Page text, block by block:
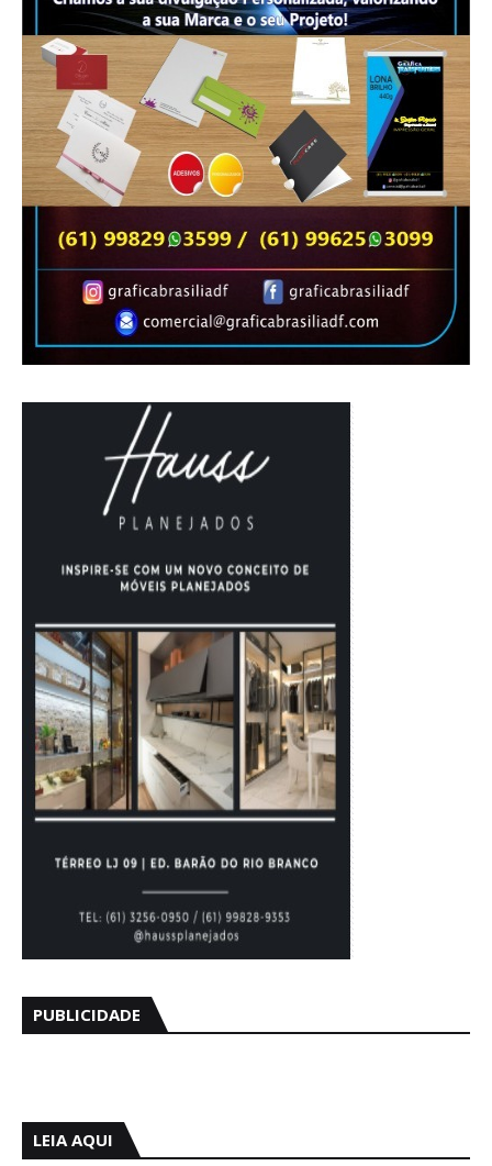
PUBLICIDADE
LEIA AQUI